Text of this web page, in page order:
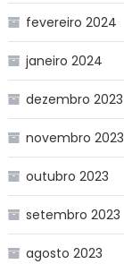
fevereiro 2024
janeiro 2024
dezembro 2023
novembro 2023
outubro 2023
setembro 2023
agosto 2023